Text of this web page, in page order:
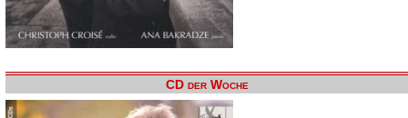
CD der Woche